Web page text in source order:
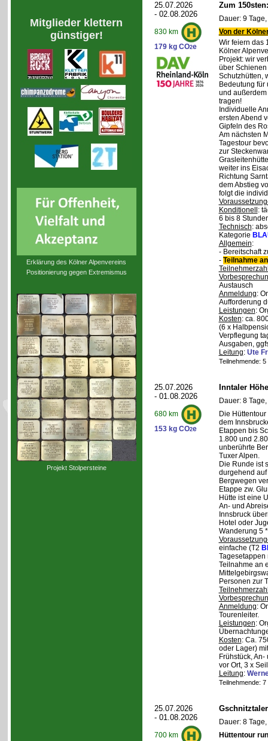
Mitglieder klettern
günstiger!
Erklärung des Kölner Alpenvereins
Positionierung gegen Extremismus
Projekt Stolpersteine
25.07.2026
- 02.08.2026
830 km
179 kg CO2e
Zum
Dauer: 9
Von der
Wir feiern das
Kölner
Projekt: wir
über
Schutzhütten,
Bedeutung
und
tragen!
Individuelle
ersten Abend
Gipfeln des
Am nächsten
Tagestour
zur
weiter ins
Richtung
dem Abstieg
folgt die
Konditionell :
6 bis 8
Technisch:
Kategorie
Allgemein:
- Bereitschaft
- Teilnahme
Austausch
Anmeldung:
Aufforderung
Leistungen:
Kosten: ca.
(6 x
Verpflegung
Ausgaben,
Leitung: Ute
Teilnehmende:
25.07.2026
- 01.08.2026
680 km
153 kg CO2e
Inntaler
Dauer: 8
Die
dem
Etappen bis
1.800 und
unberührte
Tuxer Alpen.
Die Runde ist
durgehend
Bergwegen
Etappe zw.
Hütte ist eine
An- und
Innsbruck
Hotel oder
Wanderung 5
einfache (T2
Tagesetappen
Teilnahme an
Personen zur
Anmeldung:
Tourenleiter.
Leistungen:
Kosten: Ca.
oder Lager)
Frühstück,
vor Ort, 3 x
Leitung:
Teilnehmende:
25.07.2026
- 01.08.2026
700 km
Dauer: 8
Hüttentour